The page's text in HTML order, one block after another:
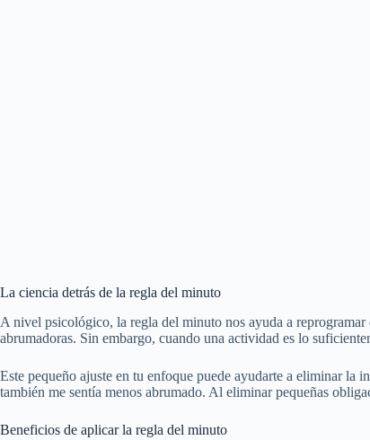
La ciencia detrás de la regla del minuto
A nivel psicológico, la regla del minuto nos ayuda a reprogramar
abrumadoras. Sin embargo, cuando una actividad es lo
Este pequeño ajuste en tu enfoque puede ayudarte a eliminar la
también me sentía menos abrumado. Al eliminar pequeñas
Beneficios de aplicar la regla del minuto